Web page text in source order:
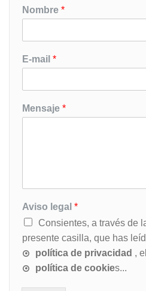
Nombre *
E-mail *
Mensaje *
Aviso legal *
Consientes, a través de
presente casilla, que has
política de privacidad , el
política de cookies...